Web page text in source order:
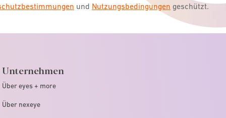
und Nutzungsbedingungen geschützt.
Unternehmen
Über eyes + more
Über nexeye